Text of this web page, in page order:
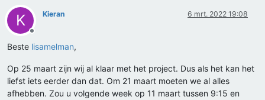
K
Offline
Kieran 6 mrt. 2022 19:08
Beste lisamelman,
Op 25 maart zijn wij al klaar met het project. Dus als het kan het
liefst iets eerder dan dat. Om 21 maart moeten we al alles
afhebben. Zou u volgende week op 11 maart tussen 9:15 en